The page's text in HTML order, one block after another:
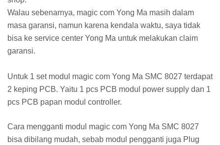
Walau sebenarnya, magic com Yong Ma masih dalam
masa garansi, namun karena kendala waktu, saya tidak
bisa ke service center Yong Ma untuk melakukan claim
garansi.
Untuk 1 set modul magic com Yong Ma SMC 8027 terdapat
2 keping PCB. Yaitu 1 pcs PCB modul power supply dan 1
pcs PCB papan modul controller.
Cara mengganti modul magic com Yong Ma SMC 8027
bisa dibilang mudah, sebab modul pengganti juga Plug